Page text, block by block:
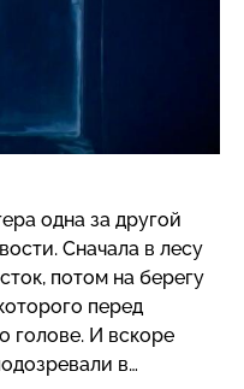
одна за другой
Сначала в лесу
потом на берегу
перед
голове. И вскоре
в